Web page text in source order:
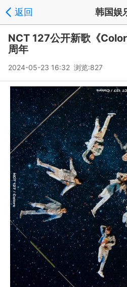
返回 韩国娱
NCT 127公开新歌《
周年
2024-05-23 16:32 浏览:827